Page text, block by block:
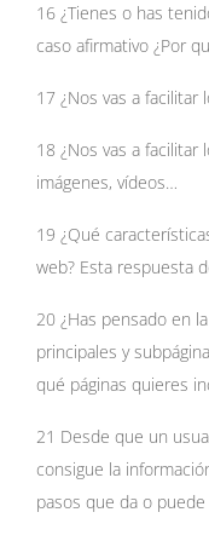
16 ¿Tienes o has
caso afirmativo ¿Por
17 ¿Nos vas a facilitar
18 ¿Nos vas a facilitar
imágenes, vídeos…
19 ¿Qué
web? Esta respuesta
20 ¿Has pensado en
principales y
qué páginas quieres
21 Desde que un
consigue la
pasos que da o puede